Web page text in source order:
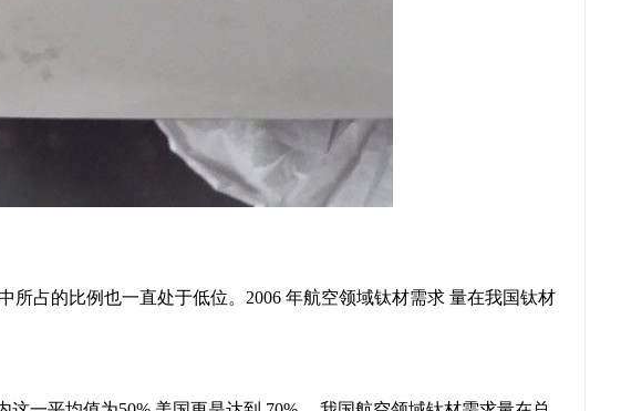
占的比例也一直处于低位。2006 年航空领域钛材需求 量在我国钛材